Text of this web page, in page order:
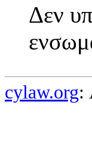
Δεν
cylaw.org: